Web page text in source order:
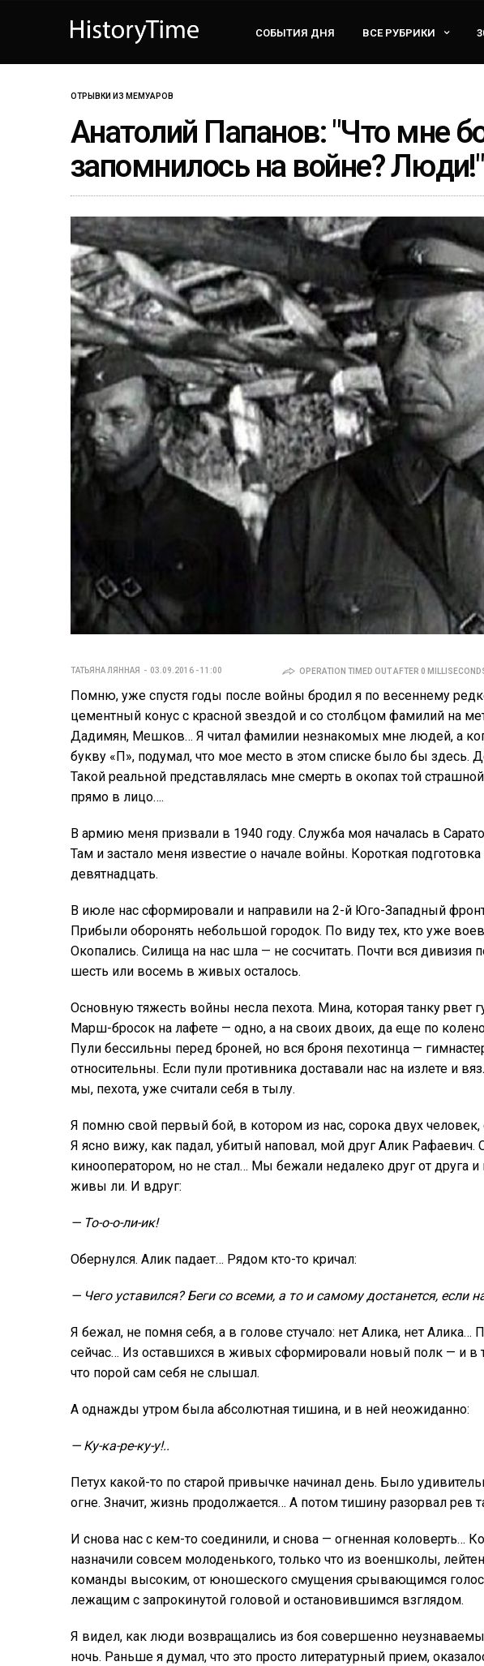
СОБЫТИЯ ДНЯ ВСЕ РУБРИКИ
ОТРЫВКИ ИЗ МЕМУАРОВ
Анатолий Папанов: "Что мне
запомнилось на войне? Люди!"
ТАТЬЯНА ЛЯННАЯ 03.09.2016 - 11:00 OPERATION TIMED OUT AFTER 0
Помню, уже спустя годы после войны бродил я по весеннему
цементный конус с красной звездой и со столбцом фамилий на
Дадимян, Мешков… Я читал фамилии незнакомых мне людей, а
букву «П», подумал, что мое место в этом списке было бы здесь.
Такой реальной представлялась мне смерть в окопах той
прямо в лицо….
В армию меня призвали в 1940 году. Служба моя началась в
Там и застало меня известие о начале войны. Короткая
девятнадцать.
В июле нас сформировали и направили на 2-й Юго-Западный
Прибыли оборонять небольшой городок. По виду тех, кто уже
Окопались. Силища на нас шла — не сосчитать. Почти вся дивизия
шесть или восемь в живых осталось.
Основную тяжесть войны несла пехота. Мина, которая танку рвет
Марш-бросок на лафете — одно, а на своих двоих, да еще по
Пули бессильны перед броней, но вся броня пехотинца —
относительны. Если пули противника доставали нас на излете и
мы, пехота, уже считали себя в тылу.
Я помню свой первый бой, в котором из нас, сорока двух
Я ясно вижу, как падал, убитый наповал, мой друг Алик Рафаевич.
кинооператором, но не стал… Мы бежали недалеко друг от друга
живы ли. И вдруг:
— То-о-о-ли-ик!
Обернулся. Алик падает… Рядом кто-то кричал:
— Чего уставился? Беги со всеми, а то и самому достанется, если
Я бежал, не помня себя, а в голове стучало: нет Алика, нет
сейчас… Из оставшихся в живых сформировали новый полк — и в
что порой сам себя не слышал.
А однажды утром была абсолютная тишина, и в ней неожиданно:
— Ку-ка-ре-ку-у!..
Петух какой-то по старой привычке начинал день. Было
огне. Значит, жизнь продолжается… А потом тишину разорвал рев
И снова нас с кем-то соединили, и снова — огненная коловерть…
назначили совсем молоденького, только что из военшколы,
команды высоким, от юношеского смущения срывающимся
лежащим с запрокинутой головой и остановившимся взглядом.
Я видел, как люди возвращались из боя совершенно
ночь. Раньше я думал, что это просто литературный прием,